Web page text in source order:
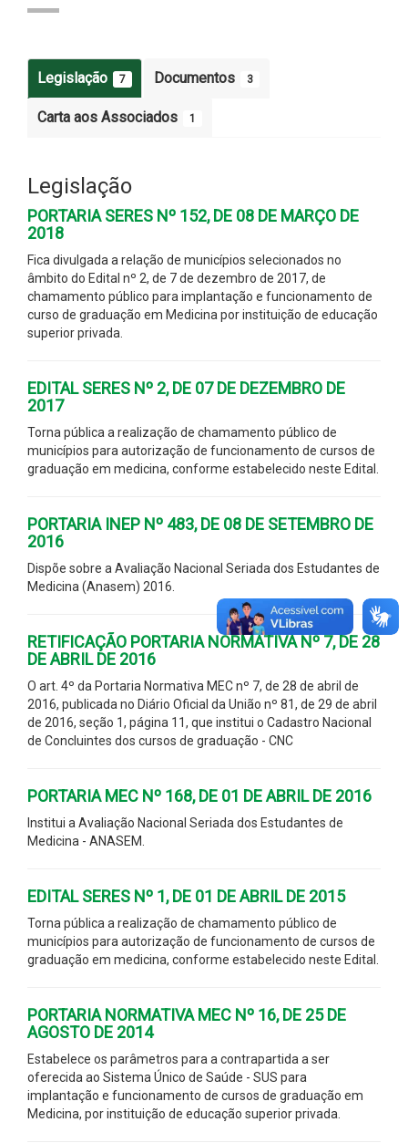
Legislação 7 Documentos 3
Carta aos Associados 1
Legislação
PORTARIA SERES Nº 152, DE 08 DE MARÇO DE
2018
Fica divulgada a relação de municípios selecionados no
âmbito do Edital nº 2, de 7 de dezembro de 2017, de
chamamento público para implantação e funcionamento de
curso de graduação em Medicina por instituição de educação
superior privada.
EDITAL SERES Nº 2, DE 07 DE DEZEMBRO DE
2017
Torna pública a realização de chamamento público de
municípios para autorização de funcionamento de cursos de
graduação em medicina, conforme estabelecido neste Edital.
PORTARIA INEP Nº 483, DE 08 DE SETEMBRO DE
2016
Dispõe sobre a Avaliação Nacional Seriada dos Estudantes de
Medicina (Anasem) 2016.
RETIFICAÇÃO PORTARIA NORMATIVA Nº 7, DE 28
DE ABRIL DE 2016
O art. 4º da Portaria Normativa MEC nº 7, de 28 de abril de
2016, publicada no Diário Oficial da União nº 81, de 29 de abril
de 2016, seção 1, página 11, que institui o Cadastro Nacional
de Concluintes dos cursos de graduação - CNC
PORTARIA MEC Nº 168, DE 01 DE ABRIL DE 2016
Institui a Avaliação Nacional Seriada dos Estudantes de
Medicina - ANASEM.
EDITAL SERES Nº 1, DE 01 DE ABRIL DE 2015
Torna pública a realização de chamamento público de
municípios para autorização de funcionamento de cursos de
graduação em medicina, conforme estabelecido neste Edital.
PORTARIA NORMATIVA MEC Nº 16, DE 25 DE
AGOSTO DE 2014
Estabelece os parâmetros para a contrapartida a ser
oferecida ao Sistema Único de Saúde - SUS para
implantação e funcionamento de cursos de graduação em
Medicina, por instituição de educação superior privada.